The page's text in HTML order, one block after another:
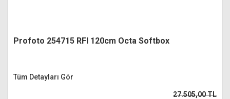
Profoto 254715 RFI 120cm Octa Softbox
Tüm Detayları Gör
27.505,00 TL